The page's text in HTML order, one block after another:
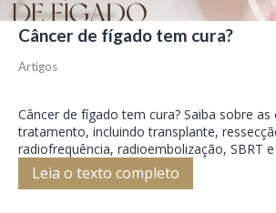
Câncer de fígado tem cura?
Artigos
Câncer de fígado tem cura? Saiba sobre as
tratamento, incluindo transplante,
radiofrequência, radioembolização, SBRT
Leia o texto completo